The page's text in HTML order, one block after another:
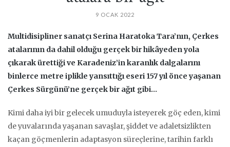
9 OCAK 2022
Multidisipliner sanatçı Serina Haratoka Tara’nın, Çerkes
atalarının da dahil olduğu gerçek bir hikâyeden yola
çıkarak ürettiği ve Karadeniz’in karanlık dalgalarını
binlerce metre iplikle yansıttığı eseri 157 yıl önce yaşanan
Çerkes Sürgünü’ne gerçek bir ağıt gibi…
Kimi daha iyi bir gelecek umuduyla isteyerek göç eden, kimi
de yuvalarında yaşanan savaşlar, şiddet ve adaletsizlikten
kaçan göçmenlerin adaptasyon süreçlerine, tarihin farklı